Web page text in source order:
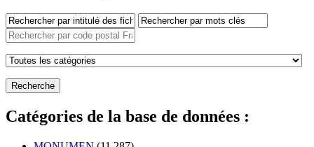
Catégories de la base de données :